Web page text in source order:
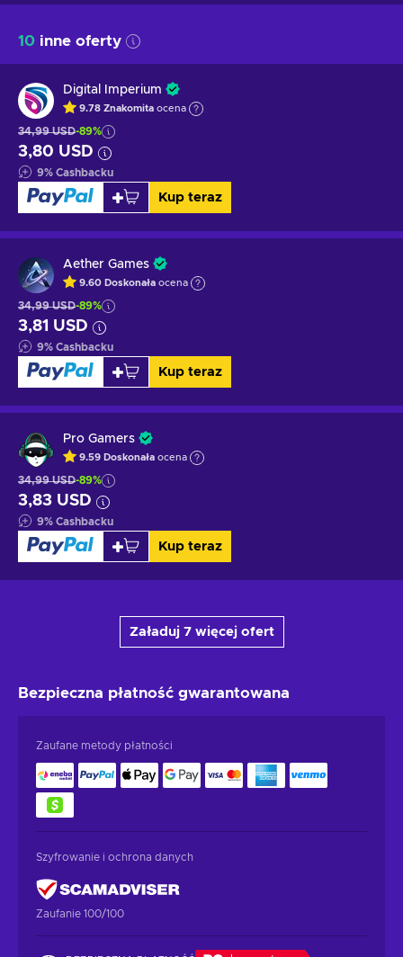
10 inne oferty
Digital Imperium
9.78 Znakomita ocena
34,99 USD-89%
3,80 USD
9% Cashbacku
Kup teraz
Aether Games
9.60 Doskonała ocena
34,99 USD-89%
3,81 USD
9% Cashbacku
Kup teraz
Pro Gamers
9.59 Doskonała ocena
34,99 USD-89%
3,83 USD
9% Cashbacku
Kup teraz
Załaduj 7 więcej ofert
Bezpieczna płatność gwarantowana
Zaufane metody płatności
Szyfrowanie i ochrona danych
Zaufanie 100/100